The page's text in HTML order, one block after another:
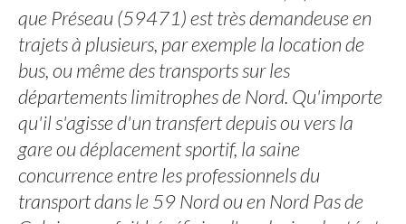
que Préseau (59471) est très demandeuse en
trajets à plusieurs, par exemple la location de
bus, ou même des transports sur les
départements limitrophes de Nord. Qu'importe
qu'il s'agisse d'un transfert depuis ou vers la
gare ou déplacement sportif, la saine
concurrence entre les professionnels du
transport dans le 59 Nord ou en Nord Pas de